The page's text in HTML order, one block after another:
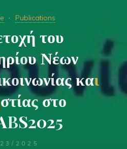
Publications
τοχή του
ρίουΝέων
κοινωνίαςκαι
στίαςστο
BS2025
2025